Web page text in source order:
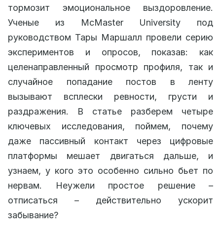
тормозит эмоциональное выздоровление.
Ученые из McMaster University под
руководством Тары Маршалл провели серию
экспериментов и опросов, показав: как
целенаправленный просмотр профиля, так и
случайное попадание постов в ленту
вызывают всплески ревности, грусти и
раздражения. В статье разберем четыре
ключевых исследования, поймем, почему
даже пассивный контакт через цифровые
платформы мешает двигаться дальше, и
узнаем, у кого это особенно сильно бьет по
нервам. Неужели простое решение –
отписаться – действительно ускорит
забывание?